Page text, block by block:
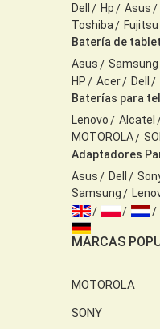
Dell
Hp Asus
Toshiba
Fujitsu
Batería de
Asus
Samsung
HP
Acer Dell
Baterías para
Lenovo
Alcatel
MOTOROLA
Adaptadores
Asus
Dell
Samsung
MARCAS
MOTOROLA
SONY